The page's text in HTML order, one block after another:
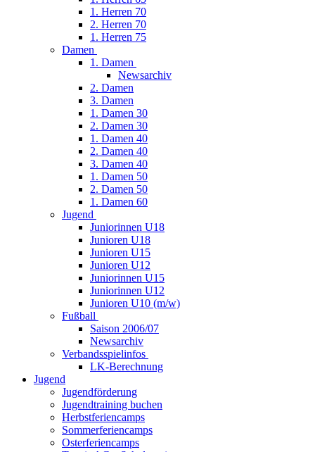
1. Herren 70
2. Herren 70
1. Herren 75
Damen
1. Damen
Newsarchiv
2. Damen
3. Damen
1. Damen 30
2. Damen 30
1. Damen 40
2. Damen 40
3. Damen 40
1. Damen 50
2. Damen 50
1. Damen 60
Jugend
Juniorinnen U18
Junioren U18
Junioren U15
Junioren U12
Juniorinnen U15
Juniorinnen U12
Junioren U10 (m/w)
Fußball
Saison 2006/07
Newsarchiv
Verbandsspielinfos
LK-Berechnung
Jugend
Jugendförderung
Jugendtraining buchen
Herbstferiencamps
Sommerferiencamps
Osterferiencamps